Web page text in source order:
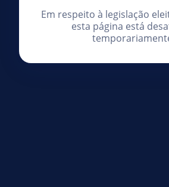
Em respeito à legislação
esta página está